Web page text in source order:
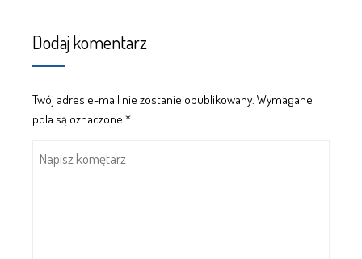
Dodaj komentarz
Twój adres e-mail nie zostanie opublikowany. Wymagane
pola są oznaczone *